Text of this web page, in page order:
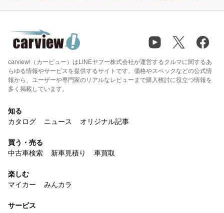
carview!（カービュー）はLINEヤフー株式会社が運営するクルマに関するあ
らゆる情報やサービスを提供するサイトです。価格やスペックなどの公式情
報から、ユーザーや専門家のリアルなレビューまで購入検討に役立つ情報を
多く掲載しています。
知る
カタログ
ニュース オリジナル記事
買う・売る
中古車検索
新車見積り 車買取
楽しむ
マイカー
みんカラ
サービス